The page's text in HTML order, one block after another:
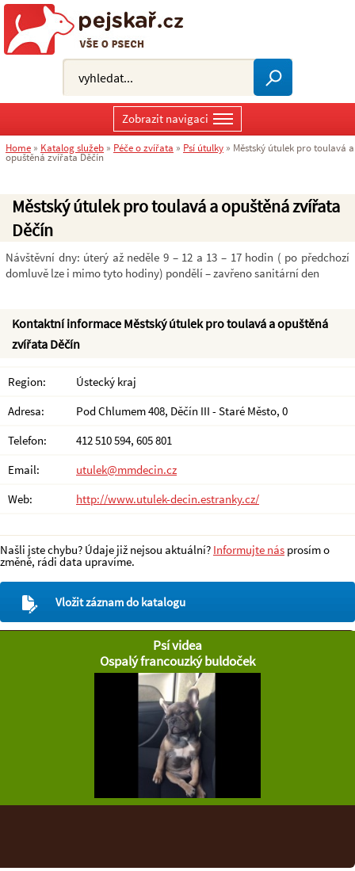
Městský útulek pro toulavá a opuštěná zvířata
Děčín
Návštěvní dny: úterý až neděle 9 – 12 a 13 – 17 hodin ( po předchozí
domluvě lze i mimo tyto hodiny) pondělí – zavřeno sanitární den
Kontaktní informace Městský útulek pro toulavá a opuštěná
zvířata Děčín
Region:
Ústecký kraj
Adresa:
Pod Chlumem 408, Děčín III - Staré Město, 0
Telefon:
412 510 594, 605 801
Email:
utulek@mmdecin.cz
Web:
http://www.utulek-decin.estranky.cz/
Našli jste chybu? Údaje již nejsou aktuální? Informujte nás prosím o
změně, rádi data upravíme.
Vložit záznam do katalogu
Psí videa
Ospalý francouzký buldoček
Zobrazit navigaci
Home » Katalog služeb » Péče o zvířata » Psí útulky » Městský útulek pro toulavá a
opuštěná zvířata Děčín